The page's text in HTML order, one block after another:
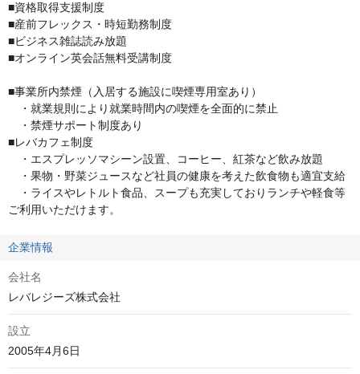
■資格取得支援制度
■産前フレックス・時短勤務制度
■ビジネス雑誌読み放題
■オンライン英会話無料受講制度
■事業所内禁煙（入居する施設に喫煙専用室あり）
・就業規則により就業時間内の喫煙を全面的に禁止
・禁煙サポート制度あり
■レバカフェ制度
・エスプレッソマシーン設置、コーヒー、紅茶など飲み放題
・果物・野菜ジュースなど社員の健康を考えた飲食物も適宜支給
・ライスやレトルト食品、スープも充実しておりランチや軽食等
ご利用いただけます。
企業情報
会社名
レバレジーズ株式会社
設立
2005年4月6日